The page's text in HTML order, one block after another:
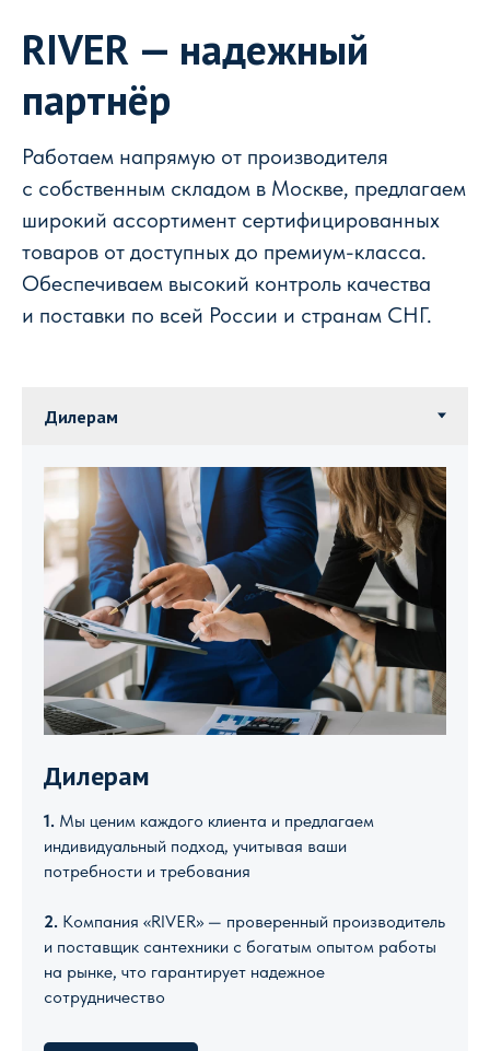
RIVER — надежный
партнёр
Работаем напрямую от производителя
с собственным складом в Москве, предлагаем
широкий ассортимент сертифицированных
товаров от доступных до премиум-класса.
Обеспечиваем высокий контроль качества
и поставки по всей России и странам СНГ.
Дилерам
1. Мы ценим каждого клиента и предлагаем
индивидуальный подход, учитывая ваши
потребности и требования
2. Компания «RIVER» — проверенный производитель
и поставщик сантехники с богатым опытом работы
на рынке, что гарантирует надежное
сотрудничество